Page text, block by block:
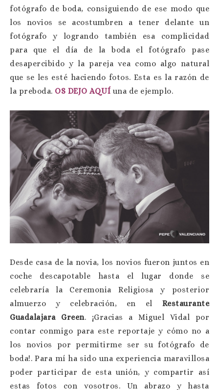
fotógrafo de boda, consiguiendo de ese modo que
los novios se acostumbren a tener delante un
fotógrafo y logrando también esa complicidad
para que el día de la boda el fotógrafo pase
desapercibido y la pareja vea como algo natural
que se les esté haciendo fotos. Esta es la razón de
la preboda. OS DEJO AQUÍ una de ejemplo.
Desde casa de la novia, los novios fueron juntos en
coche descapotable hasta el lugar donde se
celebraría la Ceremonia Religiosa y posterior
almuerzo y celebración, en el Restaurante
Guadalajara Green. ¡Gracias a Miguel Vidal por
contar conmigo para este reportaje y cómo no a
los novios por permitirme ser su fotógrafo de
boda!. Para mí ha sido una experiencia maravillosa
poder participar de esta unión, y compartir así
estas fotos con vosotros. Un abrazo y hasta